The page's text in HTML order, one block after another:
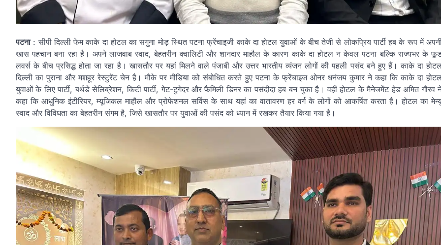
पटना: सीपी दिल्ली फेम काके दा होटल का सगुना मोड़ स्थित पटना फ्रेंचाइजी काके दा होटल युवाओं के बीच तेजी से लोकप्रिय पार्टी हब के रूप में
खास पहचान बना रहा है। अपने लाजवाब स्वाद, बेहतरीन क्वालिटी और शानदार माहौल के कारण काके दा होटल न केवल पटना बल्कि राज्यभर के
लवर्स के बीच प्रसिद्ध होता जा रहा है। खासतौर पर यहां मिलने वाले पंजाबी और उत्तर भारतीय व्यंजन लोगों की पहली पसंद बने हुए हैं। काके दा
दिल्ली का पुराना और मशहूर रेस्टुरेंट चेन है। मौके पर मीडिया को संबोधित करते हुए पटना के फ्रेंचाइज ओनर धनंजय कुमार ने कहा कि काके दा
युवाओं के लिए पार्टी, बर्थडे सेलिब्रेशन, किटी पार्टी, गेट-टुगेदर और फैमिली डिनर का पसंदीदा हब बन चुका है। वहीं होटल के मैनेजमेंट हेड अमित गौरव
कहा कि आधुनिक इंटीरियर, म्यूजिकल माहौल और प्रोफेशनल सर्विस के साथ यहां का वातावरण हर वर्ग के लोगों को आकर्षित करता है। होटल का
स्वाद और विविधता का बेहतरीन संगम है, जिसे खासतौर पर युवाओं की पसंद को ध्यान में रखकर तैयार किया गया है।